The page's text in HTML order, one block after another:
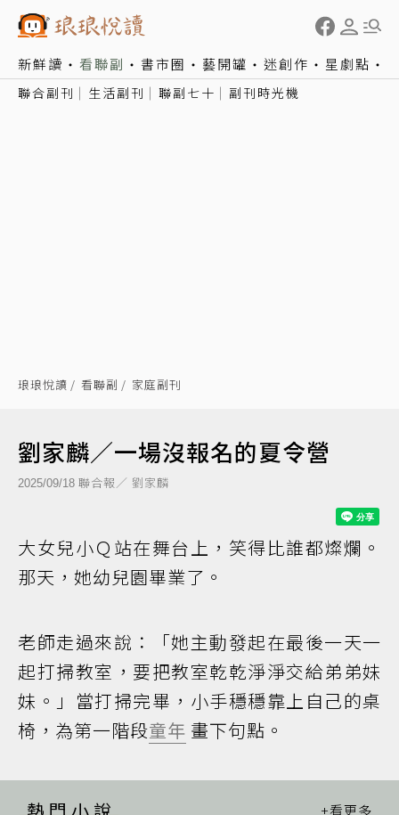
新鮮讀 看聯副 書市圈 藝開罐 迷創作 星劇點
聯合副刊 生活副刊 聯副七十 副刊時光機
琅琅悅讀 看聯副 家庭副刊
劉家麟／一場沒報名的夏令營
2025/09/18 聯合報／ 劉家麟
大女兒小Ｑ站在舞台上，笑得比誰都燦爛。
那天，她幼兒園畢業了。
老師走過來說：「她主動發起在最後一天一
起打掃教室，要把教室乾乾淨淨交給弟弟妹
妹。」當打掃完畢，小手穩穩靠上自己的桌
椅，為第一階段童年 畫下句點。